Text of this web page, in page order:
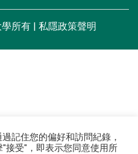
所有 | 私隱政策聲明
記住您的偏好和訪問紀錄，
接受"，即表示您同意使用所